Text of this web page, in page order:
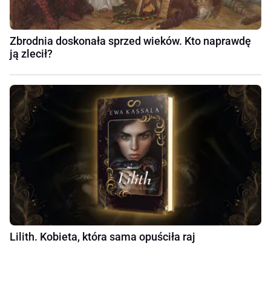
Zbrodnia doskonała sprzed wieków. Kto naprawdę
ją zlecił?
Lilith. Kobieta, która sama opuściła raj